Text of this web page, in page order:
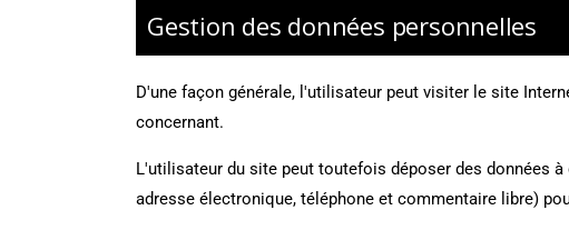
Gestion des données personnelles
D'une façon générale, l'utilisateur peut visiter le site
concernant.
L'utilisateur du site peut toutefois déposer des données
adresse électronique, téléphone et commentaire libre)